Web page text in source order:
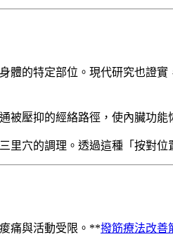
體的特定部位。現代研究也證實
壓抑的經絡路徑，使內臟功
穴的調理。透過這種「按對
痛與活動受限。**撥筋療法改善